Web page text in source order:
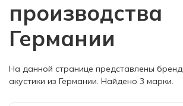
производства
Германии
На данной странице представлены
акустики из Германии. Найдено 3 марки.